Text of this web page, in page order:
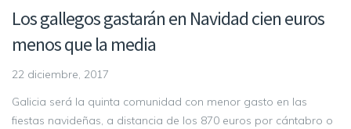
Los gallegos gastarán en Navidad cien euros
menos que la media
22 diciembre, 2017
Galicia será la quinta comunidad con menor gasto en las
fiestas navideñas, a distancia de los 870 euros por cántabro o